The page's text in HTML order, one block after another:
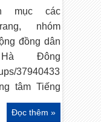
mục các
nhóm
đồng dân
Đông
37940433
tâm Tiếng
Đọc thêm »